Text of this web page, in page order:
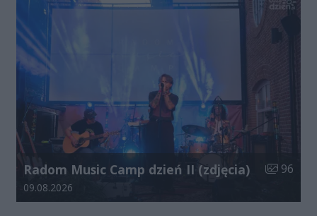
Radom Music Camp dzień II (zdjęcia) Liczba
96
Data dodania galerii:
09.08.2026